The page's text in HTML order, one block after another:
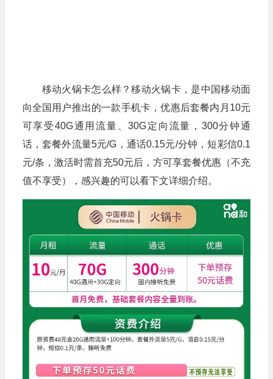
移动火锅卡怎么样？移动火锅卡，是中国移动面
向全国用户推出的一款手机卡，优惠后套餐内月10元
可享受40G通用流量、30G定向流量，300分钟通
话，套餐外流量5元/G，通话0.15元/分钟，短彩信0.1
元/条，激活时需首充50元后，方可享套餐优惠（不充
值不享受），感兴趣的可以看下文详细介绍。